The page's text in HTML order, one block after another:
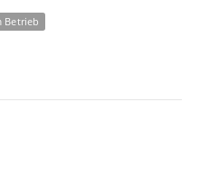
Betrieb